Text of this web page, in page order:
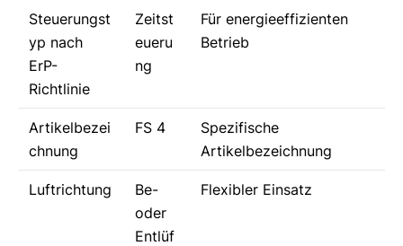
Steuerungst
yp nach
ErP-
Richtlinie
Zeitst
eueru
ng
Für energieeffizienten
Betrieb
Artikelbezei
chnung
FS 4
Spezifische
Artikelbezeichnung
Luftrichtung
Be-
oder
Entlüf
Flexibler Einsatz